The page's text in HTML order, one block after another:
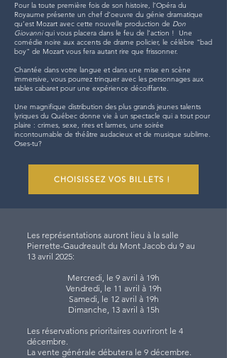
Pour la toute première fois de son histoire, l’Opéra du
Royaume présente un chef d’oeuvre du génie dramatique
qu’est Mozart avec cette nouvelle production de Don
Giovanniqui vous placera dans le feu de l’action ! Une
comédie noire aux accents de drame policier, le célèbre "bad
boy" de Mozart vous fera autant rire que frissonner.
Chantée dans votre langue et dans une mise en scène
immersive, vous pourrez trinquer avec les personnages aux
tables cabaret pour une expérience décoiffante.
Une magnifique distribution des plus grands jeunes talents
lyriques du Québec donne vie à un spectacle qui a tout pour
plaire : crimes, sexe, rires et larmes, une soirée
incontournable de théâtre audacieux et de musique sublime.
Oses-tu?
CHOISISSEZ VOS BILLETS !
Les représentations auront lieu à la salle
Pierrette-Gaudreault du Mont Jacob du 9 au
13 avril 2025:
Mercredi, le 9 avril à 19h
Vendredi, le 11 avril à 19h
Samedi, le 12 avril à 19h
Dimanche, 13 avril à 15h
Les réservations prioritaires ouvriront le 4
décembre.
La vente générale débutera le 9 décembre.